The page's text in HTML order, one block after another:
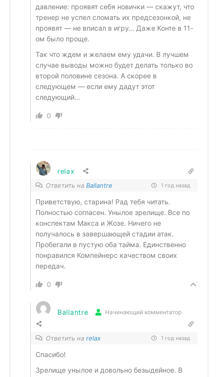
давление: проявят себя новички — скажут, что
тренер не успел сломать их предсезонкой, не
проявят — не вписал в игру… Даже Конте в 11-
ом было проще.
Так что ждем и желаем ему удачи. В лучшем
случае выводы можно будет делать только во
второй половине сезона. А скорее в
следующем — если ему дадут этот
следующий…
0
relax
Ответить на Ballantre 1 год назад
Приветствую, старина! Рад тебя читать.
Полностью согласен. Унылое зрелище. Все по
конспектам Макса и Жозе. Ничего не
получалось в завершающей стадии атак.
Пробегали в пустую оба тайма. Единственно
понравился Компейнерс качеством своих
передач.
0
Ballantre Начинающий комментатор
Ответить на relax 1 год назад
Спасибо!
Зрелище унылое и довольно безыдейное. В